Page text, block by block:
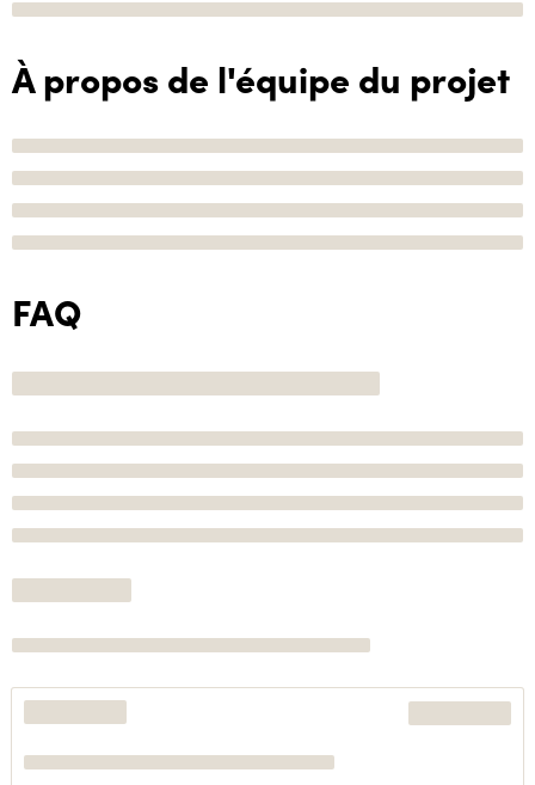
À propos de l'équipe du projet
FAQ